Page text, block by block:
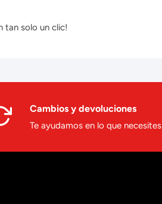
tan solo un clic!
Cambios y devoluciones
Te ayudamos en lo que necesites